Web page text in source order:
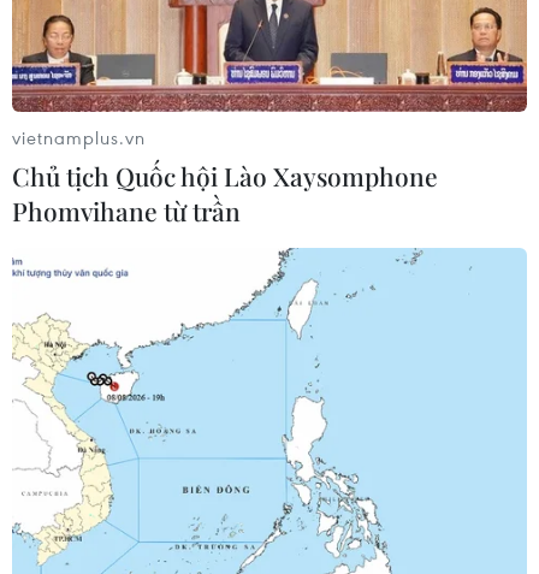
Đà Nẵng: Hỗ trợ 700 triệu đồng cho
đồng bào nghèo xã Hùng Sơn
08/08/2026 09:58
Vùng 3 Hải quân cứu thành công 1
nạn nhân bị sóng cuốn tại Mũi Nghê
08/08/2026 08:43
Trung Quốc nâng mức ứng phó khẩn
cấp với bão Dolphin
08/08/2026 07:10
vietnamplus.vn
Chủ tịch Quốc hội Lào Xaysomphone
Phomvihane từ trần